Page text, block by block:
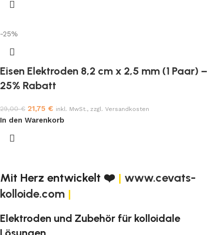
-25%
Eisen Elektroden 8,2 cm x 2,5 mm (1 Paar) –
25% Rabatt
29,00€ 21,75 € inkl. MwSt., zzgl. Versandkosten
In den Warenkorb
Mit Herz entwickelt ❤️ | www.cevats-
kolloide.com |
Elektroden und Zubehör für kolloidale